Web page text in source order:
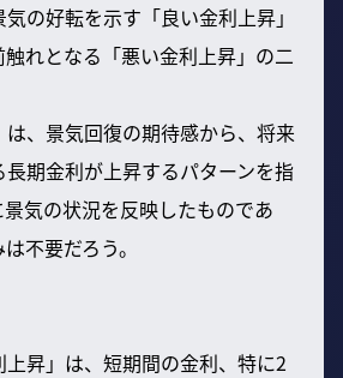
の好転を示す「良い金利上昇」
触れとなる「悪い金利上昇」の二
は、景気回復の期待感から、将来
期金利が上昇するパターンを指
気の状況を反映したものであ
不要だろう。
昇」は、短期間の金利、特に2